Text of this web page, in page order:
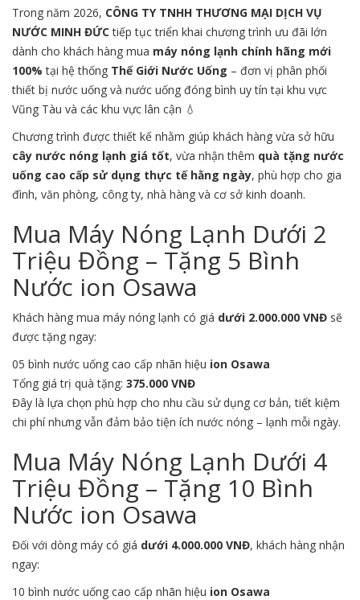
Trong năm 2026, CÔNG TY TNHH THƯƠNG MẠI DỊCH VỤ
NƯỚC MINH ĐỨCtiếp tục triển khai chương trình ưu đãi lớn
dành cho khách hàng mua máy nóng lạnh chính hãng mới
100% tại hệ thống Thế Giới Nước Uống – đơn vị phân phối
thiết bị nước uống và nước uống đóng bình uy tín tại khu vực
Vũng Tàu và các khu vực lân cận 💧
Chương trình được thiết kế nhằm giúp khách hàng vừa sở hữu
cây nước nóng lạnh giá tốt, vừa nhận thêm quà tặng nước
uống cao cấp sử dụng thực tế hằng ngày, phù hợp cho gia
đình, văn phòng, công ty, nhà hàng và cơ sở kinh doanh.
Mua Máy Nóng Lạnh Dưới 2
Triệu Đồng – Tặng 5 Bình
Nước ion Osawa
Khách hàng mua máy nóng lạnh có giá dưới 2.000.000 VNĐ sẽ
được tặng ngay:
05 bình nước uống cao cấp nhãn hiệu ion Osawa
Tổng giá trị quà tặng: 375.000 VNĐ
Đây là lựa chọn phù hợp cho nhu cầu sử dụng cơ bản, tiết kiệm
chi phí nhưng vẫn đảm bảo tiện ích nước nóng – lạnh mỗi ngày.
Mua Máy Nóng Lạnh Dưới 4
Triệu Đồng – Tặng 10 Bình
Nước ion Osawa
Đối với dòng máy có giá dưới 4.000.000 VNĐ, khách hàng nhận
ngay:
10 bình nước uống cao cấp nhãn hiệu ion Osawa